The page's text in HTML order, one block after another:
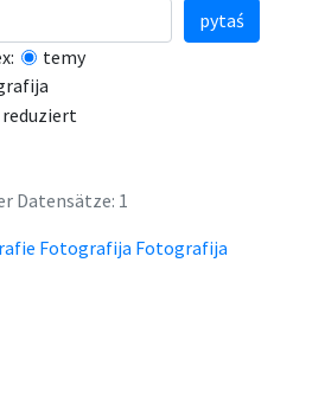
temy
reduziert
pytaś
Datensätze: 1
Fotografija Fotografija